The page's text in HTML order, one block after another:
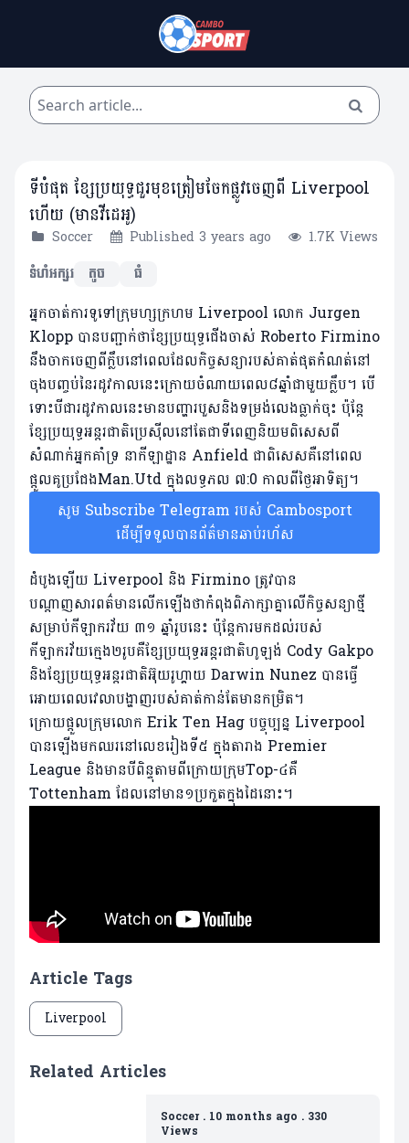
ទីបំផុត ខ្សែប្រយុទ្ធជួរមុខត្រៀមចែកផ្លូវចេញពី Liverpool
ហើយ (មានវីដេអូ)
Soccer Published 3 years ago
1.7K Views
ទំហំអក្សរ
តូច ធំ
អ្នកចាត់ការទូទៅក្រុមហ្សក្រហម Liverpool លោក Jurgen
Klopp បានបញ្ជាក់ថាខ្សែប្រយុទ្ធជើងចាស់ Roberto Firmino
នឹងចាកចេញពីក្លឹបនៅពេលដែលកិច្ចសន្យារបស់គាត់ផុតកំណត់នៅ
ចុងបញ្ចប់នៃរដូវកាលនេះក្រោយចំណាយពេល៨ឆ្នាំជាមួយក្លឹប។ បើ
ទោះបីជារដូវកាលនេះមានបញ្ហារបួសនិងទម្រង់លេងធ្លាក់ចុះ ប៉ុន្តែ
ខ្សែប្រយុទ្ធអន្តរជាតិប្រេស៊ីលនៅតែជាទីពេញនិយមពិសេសពី
សំណាក់អ្នកគាំទ្រ នាកីឡាដ្ឋាន Anfield ជាពិសេសគឺនៅពេល
ផ្តួលគូប្រជែងMan.Utd ក្នុងលទ្ធភល ៧:0 កាលពីថ្ងៃអាទិត្យ។
សូម Subscribe Telegram របស់ Cambosport
ដើម្បីទទួលបានព័ត៌មានឆាប់រហ័ស
ដំបូងឡើយ Liverpool និង Firmino ត្រូវបាន
បណ្តាញសារពត៌មានលើកឡើងថាកំពុងពិភាក្សាគ្នាលើកិច្ចសន្យាថ្មី
សម្រាប់កីឡាករវ័យ ៣១ ឆ្នាំរូបនេះ ប៉ុន្តែការមកដល់របស់
កីឡាករវ័យក្មេង២រូបគឺខ្សែប្រយុទ្ធអន្តរជាតិហូឡង់ Cody Gakpo
និងខ្សែប្រយុទ្ធអន្តរជាតិអ៊ុយរូហ្គាយ Darwin Nunez បានធ្វើ
អោយពេលវេលាបង្ហាញរបស់គាត់កាន់តែមានកម្រិត។
ក្រោយផ្តួលក្រុមលោក Erik Ten Hag បច្ចុប្បន្ន Liverpool
បានឡើងមកឈរនៅលេខរៀងទី៥ ក្នុងតារាង Premier
League និងមានបីពិន្ទុតាមពីក្រោយក្រុមTop-៤គឺ
Tottenham ដែលនៅមាន១ប្រកួតក្នុងដៃនោះ។
Article Tags
Liverpool
Related Articles
Soccer. 10 months ago . 330
Views